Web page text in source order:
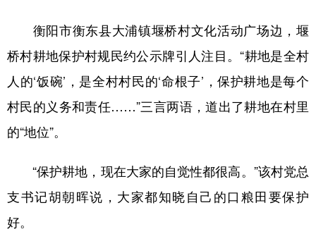
衡阳市衡东县大浦镇堰桥村文化活动广场边，堰
桥村耕地保护村规民约公示牌引人注目。“耕地是全村
人的‘饭碗’，是全村村民的‘命根子’，保护耕地是每个
村民的义务和责任……”三言两语，道出了耕地在村里
的“地位”。
“保护耕地，现在大家的自觉性都很高。”该村党总
支书记胡朝晖说，大家都知晓自己的口粮田要保护
好。